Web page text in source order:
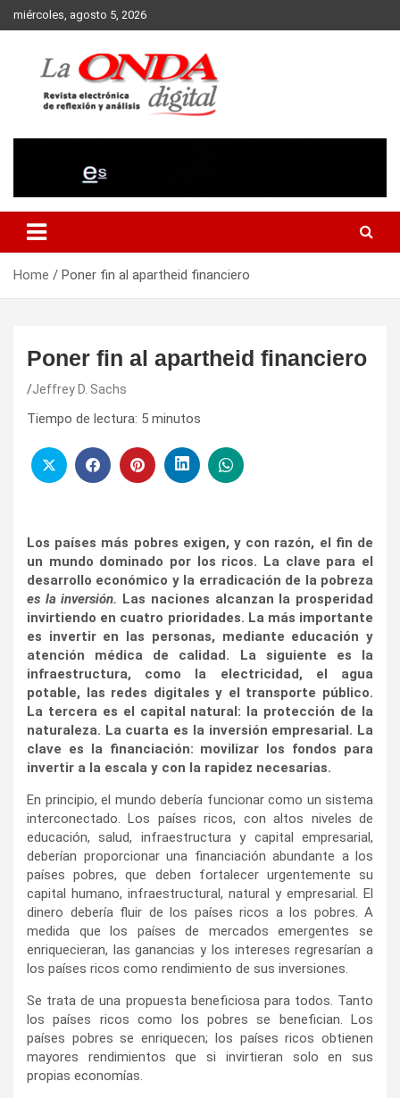
to
miércoles, agosto 5, 2026
Home Poner fin al apartheid financiero
Poner fin al apartheid financiero
Jeffrey D. Sachs
Tiempo de lectura: 5 minutos
Los países más pobres exigen, y con razón, el fin de
un mundo dominado por los ricos. La clave para el
desarrollo económico y la erradicación de la pobreza
es la inversión. Las naciones alcanzan la prosperidad
invirtiendo en cuatro prioridades. La más importante
es invertir en las personas, mediante educación y
atención médica de calidad. La siguiente es la
infraestructura, como la electricidad, el agua
potable, las redes digitales y el transporte público.
La tercera es el capital natural: la protección de la
naturaleza. La cuarta es la inversión empresarial. La
clave es la financiación: movilizar los fondos para
invertir a la escala y con la rapidez necesarias.
En principio, el mundo debería funcionar como un sistema
interconectado. Los países ricos, con altos niveles de
educación, salud, infraestructura y capital empresarial,
deberían proporcionar una financiación abundante a los
países pobres, que deben fortalecer urgentemente su
capital humano, infraestructural, natural y empresarial. El
dinero debería fluir de los países ricos a los pobres. A
medida que los países de mercados emergentes se
enriquecieran, las ganancias y los intereses regresarían a
los países ricos como rendimiento de sus inversiones.
Se trata de una propuesta beneficiosa para todos. Tanto
los países ricos como los pobres se benefician. Los
países pobres se enriquecen; los países ricos obtienen
mayores rendimientos que si invirtieran solo en sus
propias economías.